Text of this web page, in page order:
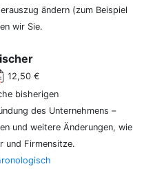
ändern (zum Beispiel
wir Sie.
12,50 €
bisherigen
des Unternehmens –
und weitere Änderungen, wie
und Firmensitze.